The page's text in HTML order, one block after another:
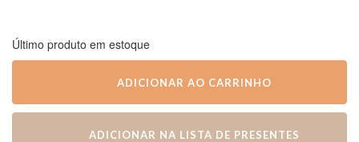
Último produto em estoque
ADICIONAR AO CARRINHO
ADICIONAR NA LISTA DE PRESENTES